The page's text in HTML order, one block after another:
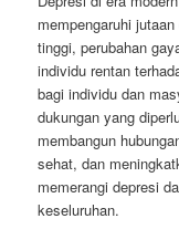
mempengaruhi
tinggi, perubahan
individu rentan
bagi individu dan
dukungan yang
membangun
sehat, dan
memerangi depresi
keseluruhan.